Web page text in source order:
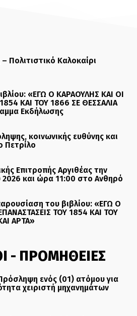
Πολιτιστικό Καλοκαίρι
«ΕΓΩ Ο ΚΑΡΑΟΥΛΗΣ ΚΑΙ ΟΙ
ΚΑΙ ΤΟΥ 1866 ΣΕ ΘΕΣΣΑΛΙΑ
Εκδήλωσης
κοινωνικής ευθύνης και
Επιτροπής Αργιθέας την
2026 και ώρα 11:00 στο Ανθηρό
του βιβλίου: «ΕΓΩ Ο
ΤΟΥ 1854 ΚΑΙ ΤΟΥ
ΑΡΤΑ»
- ΠΡΟΜΗΘΕΙΕΣ
ενός (01) ατόμου για
χειριστή μηχανημάτων